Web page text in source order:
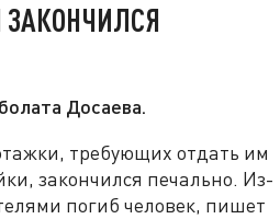
Досаева.
требующих отдать им
закончился печально. Из-
погиб человек, пишет